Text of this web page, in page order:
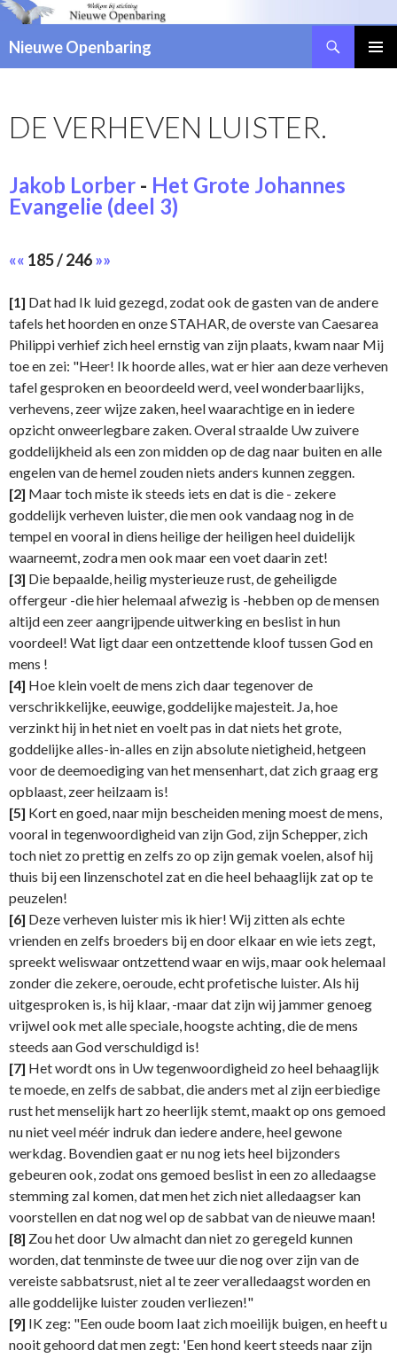
Nieuwe Openbaring
SPRINGEN
DE VERHEVEN LUISTER.
Jakob Lorber - Het Grote Johannes
Evangelie (deel 3)
«« 185 / 246»»
[1] Dat had Ik luid gezegd, zodat ook de gasten van de andere
tafels het hoorden en onze STAHAR, de overste van Caesarea
Philippi verhief zich heel ernstig van zijn plaats, kwam naar Mij
toe en zei: "Heer! Ik hoorde alles, wat er hier aan deze verheven
tafel gesproken en beoordeeld werd, veel wonderbaarlijks,
verhevens, zeer wijze zaken, heel waarachtige en in iedere
opzicht onweerlegbare zaken. Overal straalde Uw zuivere
goddelijkheid als een zon midden op de dag naar buiten en alle
engelen van de hemel zouden niets anders kunnen zeggen.
[2] Maar toch miste ik steeds iets en dat is die - zekere
goddelijk verheven luister, die men ook vandaag nog in de
tempel en vooral in diens heilige der heiligen heel duidelijk
waarneemt, zodra men ook maar een voet daarin zet!
[3] Die bepaalde, heilig mysterieuze rust, de geheiligde
offergeur -die hier helemaal afwezig is -hebben op de mensen
altijd een zeer aangrijpende uitwerking en beslist in hun
voordeel! Wat ligt daar een ontzettende kloof tussen God en
mens !
[4] Hoe klein voelt de mens zich daar tegenover de
verschrikkelijke, eeuwige, goddelijke majesteit. Ja, hoe
verzinkt hij in het niet en voelt pas in dat niets het grote,
goddelijke alles-in-alles en zijn absolute nietigheid, hetgeen
voor de deemoediging van het mensenhart, dat zich graag erg
opblaast, zeer heilzaam is!
[5] Kort en goed, naar mijn bescheiden mening moest de mens,
vooral in tegenwoordigheid van zijn God, zijn Schepper, zich
toch niet zo prettig en zelfs zo op zijn gemak voelen, alsof hij
thuis bij een linzenschotel zat en die heel behaaglijk zat op te
peuzelen!
[6] Deze verheven luister mis ik hier! Wij zitten als echte
vrienden en zelfs broeders bij en door elkaar en wie iets zegt,
spreekt weliswaar ontzettend waar en wijs, maar ook helemaal
zonder die zekere, oeroude, echt profetische luister. Als hij
uitgesproken is, is hij klaar, -maar dat zijn wij jammer genoeg
vrijwel ook met alle speciale, hoogste achting, die de mens
steeds aan God verschuldigd is!
[7] Het wordt ons in Uw tegenwoordigheid zo heel behaaglijk
te moede, en zelfs de sabbat, die anders met al zijn eerbiedige
rust het menselijk hart zo heerlijk stemt, maakt op ons gemoed
nu niet veel méér indruk dan iedere andere, heel gewone
werkdag. Bovendien gaat er nu nog iets heel bijzonders
gebeuren ook, zodat ons gemoed beslist in een zo alledaagse
stemming zal komen, dat men het zich niet alledaagser kan
voorstellen en dat nog wel op de sabbat van de nieuwe maan!
[8] Zou het door Uw almacht dan niet zo geregeld kunnen
worden, dat tenminste de twee uur die nog over zijn van de
vereiste sabbatsrust, niet al te zeer veralledaagst worden en
alle goddelijke luister zouden verliezen!"
[9] IK zeg: "Een oude boom Iaat zich moeilijk buigen, en heeft u
nooit gehoord dat men zegt: 'Een hond keert steeds naar zijn